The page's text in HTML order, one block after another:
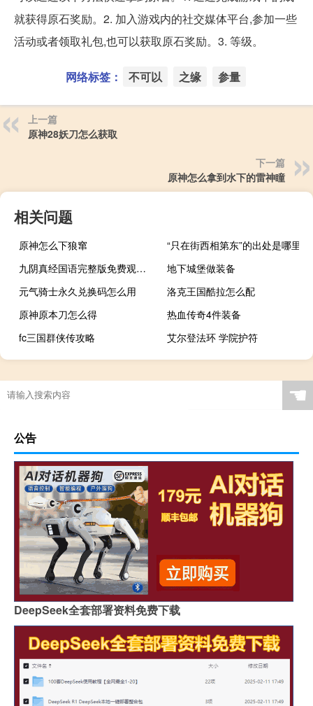
就获得原石奖励。2. 加入游戏内的社交媒体平台,参加一些
活动或者领取礼包,也可以获取原石奖励。3. 等级。
网络标签： 不可以 之缘 参量
上一篇
原神28妖刀怎么获取
下一篇
原神怎么拿到水下的雷神瞳
相关问题
原神怎么下狼窜
“只在街西相第东”的出处是哪里
九阴真经国语完整版免费观看（九阴真经盐帮）
地下城堡做装备
元气骑士永久兑换码怎么用
洛克王国酷拉怎么配
原神原本刀怎么得
热血传奇4件装备
fc三国群侠传攻略
艾尔登法环 学院护符
☚
公告
DeepSeek全套部署资料免费下载